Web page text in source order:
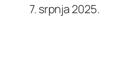
7. srpnja 2025.